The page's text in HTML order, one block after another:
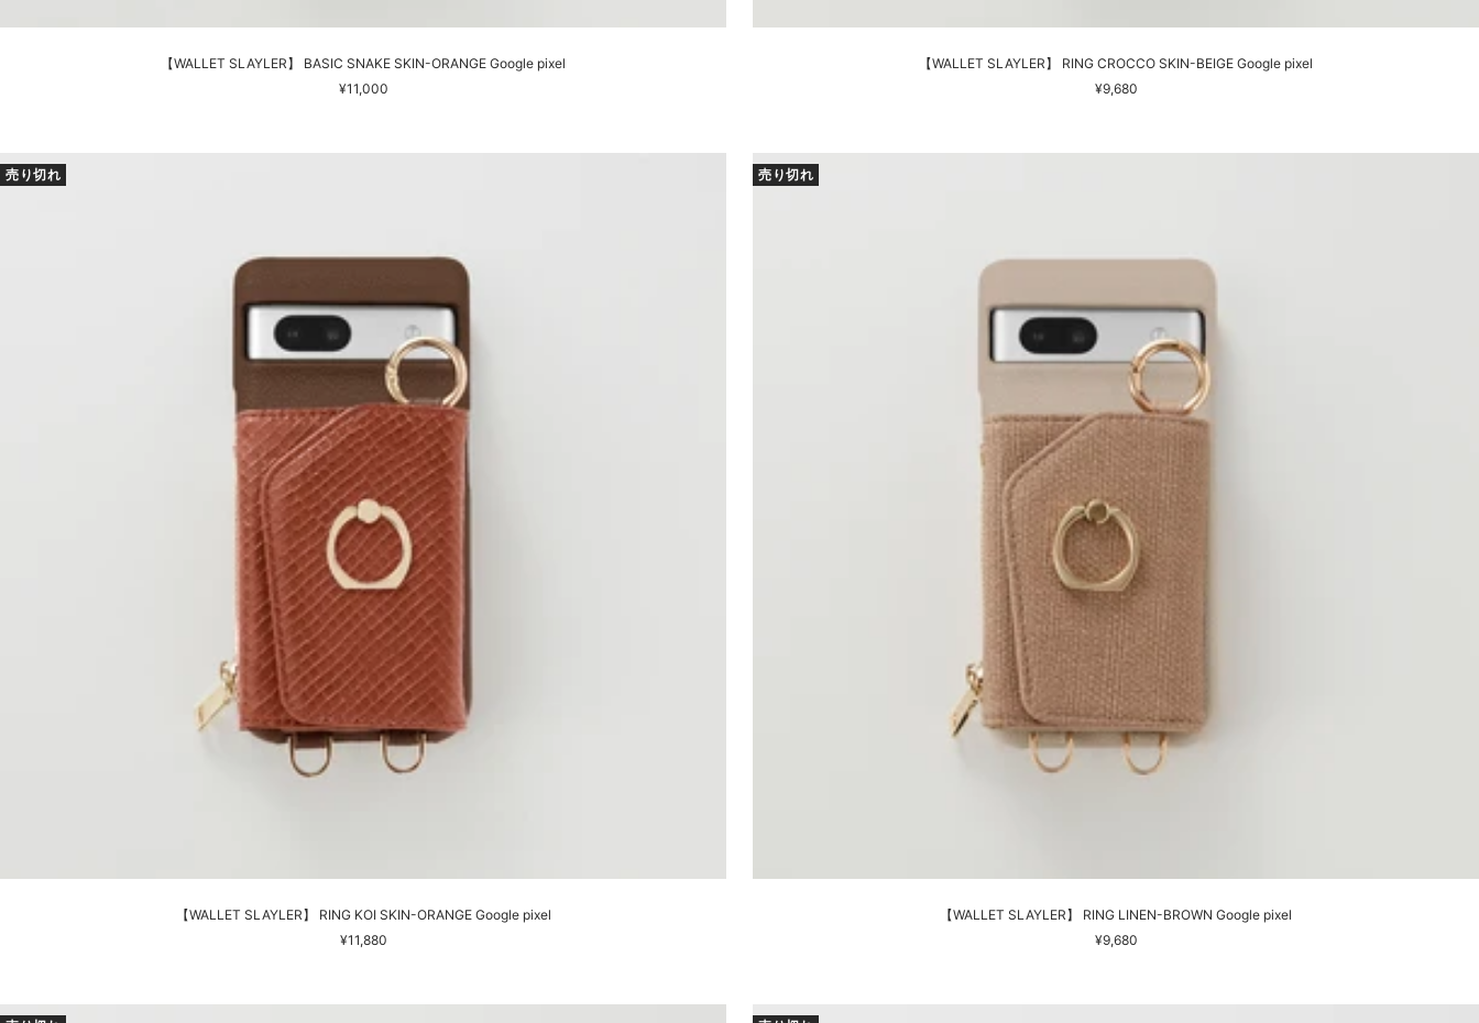
【WALLET SLAYLER】 BASIC SNAKE SKIN-ORANGE Google pixel
セ
¥11,000
【WALLET SLAYLER】 RING CROCCO SKIN-BEIGE Google pixel
セ
価
¥9,680
売り切れ
【WALLET SLAYLER】 RING KOI SKIN-ORANGE Google pixel
セ
価
¥11,880
売り切れ
【WALLET SLAYLER】 RING LINEN-BROWN Google pixel
セ
¥9,680